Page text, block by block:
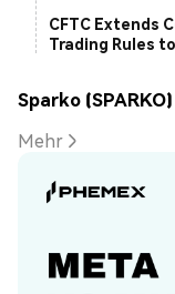
CFTC Extends
Trading Rules
Sparko
Mehr